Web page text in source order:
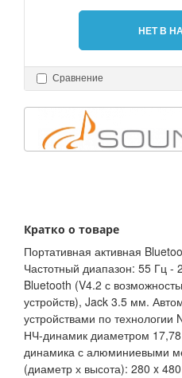
НЕТ В
Сравнение
Кратко о товаре
Портативная активная
Частотный диапазон: 55 Гц
Bluetooth (V4.2 с
устройств), Jack 3.5 мм.
устройствами по
НЧ-динамик диаметром
динамика с алюминиевыми
(диаметр х высота): 280 x